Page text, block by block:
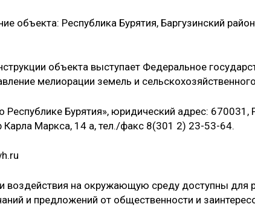
объекта: Республика Бурятия, Баргузинский
объекта выступает Федеральное
мелиорации земель и сельскохозяйственного
Бурятия», юридический адрес: 670031,
Карла Маркса, 14 а, тел./факс 8(301 2) 23-53-64.
воздействия на окружающую среду доступны для
и предложений от общественности и